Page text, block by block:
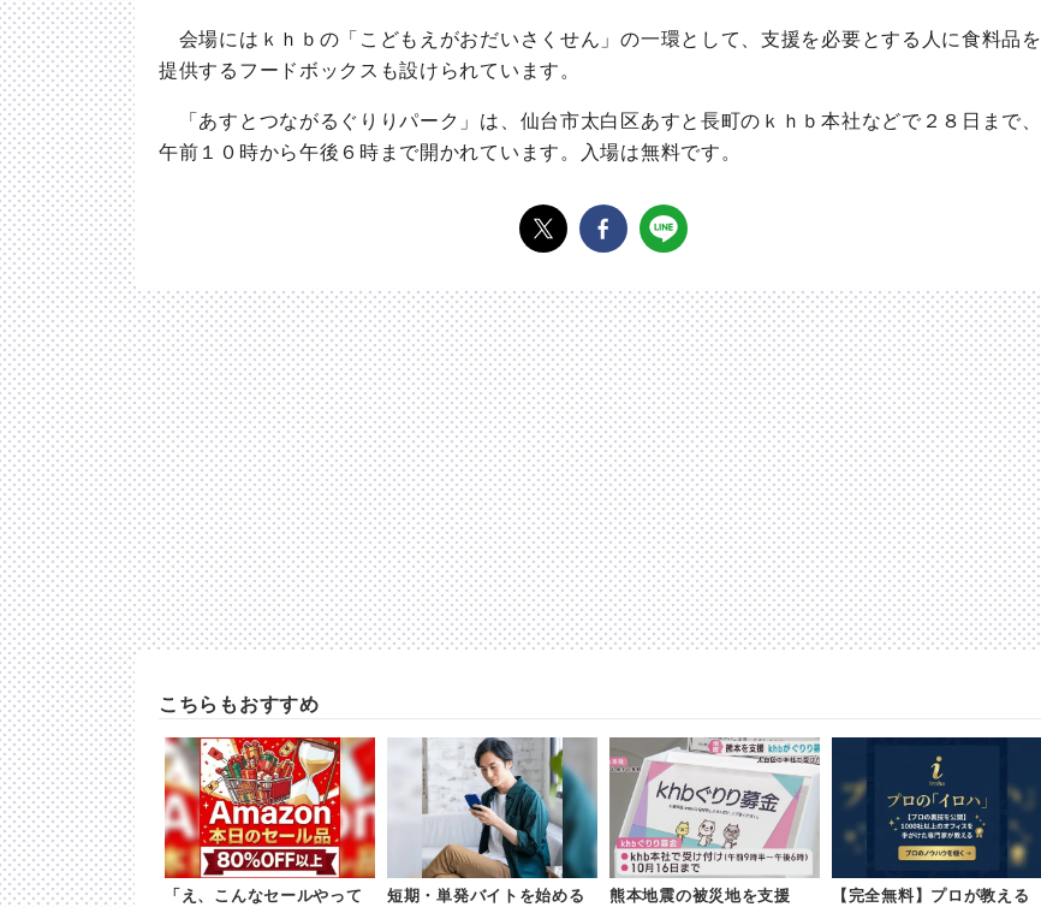
会場にはｋｈｂの「こどもえがおだいさくせん」の一環として、支援を必要とする人に食料品を
提供するフードボックスも設けられています。
「あすとつながるぐりりパーク」は、仙台市太白区あすと長町のｋｈｂ本社などで２８日まで、
午前１０時から午後６時まで開かれています。入場は無料です。
こちらもおすすめ
「え、こんなセールやって
短期・単発バイトを始める
熊本地震の被災地を支援
【完全無料】プロが教える